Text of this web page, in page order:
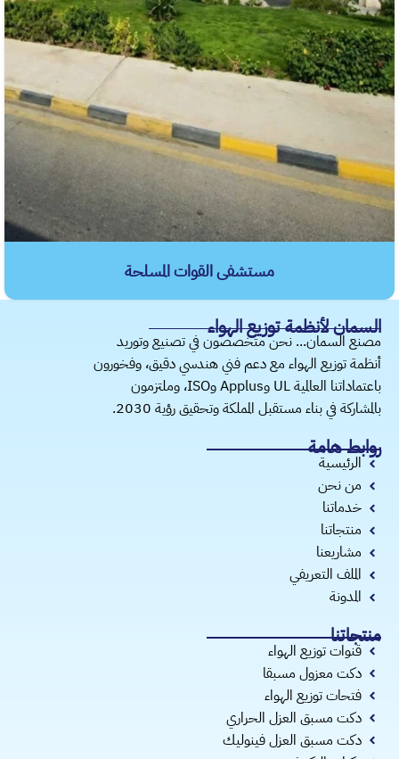
مستشفى القوات المسلحة
​السمان لأنظمة توزيع الهواء
مصنع السمان... نحن متخصصون في تصنيع وتوريد
أنظمة توزيع الهواء مع دعم فني هندسي دقيق، وفخورون
باعتماداتنا العالمية UL وApplus وISO، وملتزمون
بالمشاركة في بناء مستقبل المملكة وتحقيق رؤية 2030.
روابط هامة
الرئيسية
من نحن
خدماتنا
منتجاتنا
مشاريعنا
الملف التعريفي
المدونة
منتجاتنا
قنوات توزيع الهواء
دكت معزول مسبقا
فتحات توزيع الهواء
دكت مسبق العزل الحراري
دكت مسبق العزل فينوليك